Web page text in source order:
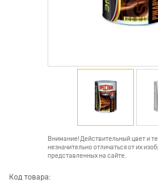
Внимание! Действительный цвет и
незначительно отличаться от их
представленных на сайте.
Код товара: